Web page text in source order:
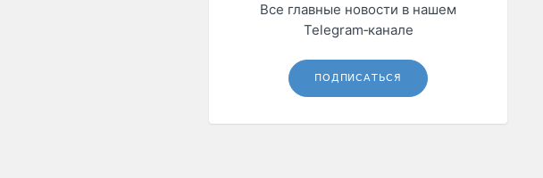
Все главные новости в нашем
Telegram‑канале
ПОДПИСАТЬСЯ